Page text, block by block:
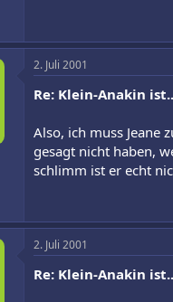
2. Juli 2001
Re: Klein-Anakin
Also, ich muss Jeane
gesagt nicht haben,
schlimm ist er echt
2. Juli 2001
Re: Klein-Anakin